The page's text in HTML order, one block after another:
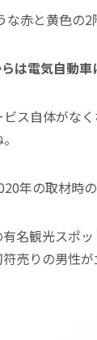
赤と黄色の2
は電気自動車
ス自体がな
年の取材時
名観光スポ
売りの男性